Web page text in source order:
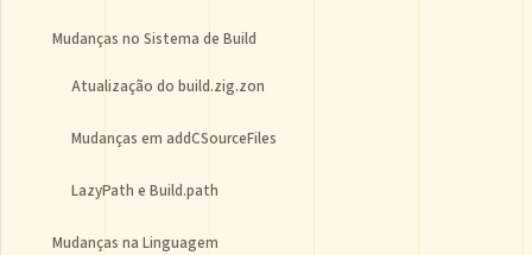
Mudanças no Sistema de Build
Atualização do build.zig.zon
Mudanças em addCSourceFiles
LazyPath e Build.path
Mudanças na Linguagem